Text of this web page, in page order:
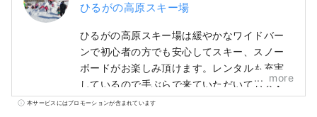
ひるがの高原スキー場
ひるがの高原スキー場は緩やかなワイドバー
ンで初心者の方でも安心してスキー、スノー
ボードがお楽しみ頂けます。レンタルも充実
しているので手ぶらで来ていただいても大丈
夫です。また、広大な雪遊び専用広場があ
more
本サービスにはプロモーションが含まれています